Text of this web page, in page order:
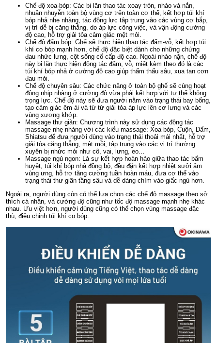
Chế độ xoa-bóp: Các bi lăn thao tác xoay tròn, nhào và nắn,
nhuần nhuyễn toàn bộ vùng cơ trên toàn cơ thể, kết hợp túi khí
bóp nhả nhẹ nhàng, tác động lực tập trung vào các vùng cơ bắp,
vị trí dễ bị căng thẳng, do áp lực công việc, và vận động cường
độ cao, hỗ trợ giải tỏa cảm giác mệt mỏi.
Chế độ đấm bóp: Ghế sẽ thực hiện thao tác đấm-vỗ, kết hợp túi
khí co bóp mạnh hơn, chế độ đặc biệt dành cho những chứng
đau nhức lưng, cột sống cổ cấp độ cao. Ngoài nhào nặn, chế độ
này bi lăn thực hiện động tác đấm, vỗ, miết kèm theo đó là các
túi khí bóp nhả ở cường độ cao giúp thẩm thấu sâu, xua tan cơn
đau mỏi.
Chế độ chuyên sâu: Các chức năng ở toàn bộ ghế sẽ cùng hoạt
động nhịp nhàng ở cường độ vừa phải kết hợp với tư thế không
trọng lực. Chế độ này sẽ đưa người nằm vào trạng thái bay bổng,
tạo cảm giác êm ái và từ từ giải tỏa áp lực lên cơ lưng và các
vùng xương khớp.
Massage thư giãn: Chương trình này sử dụng các động tác
massage nhẹ nhàng với các kiểu massage: Xoa bóp, Cuộn, Đấm,
Shiatsu để đưa người dùng vào trạng thái thoải mái nhất, hỗ trợ
giải tỏa căng thẳng, mệt mỏi, tập trung vào các vị trí thường
xuyên bị nhức mỏi như cô, vai, lưng, eo…
Massage ngủ ngon: Là sự kết hợp hoàn hảo giữa thao tác bấm
huyệt, túi khí bóp nhả đồng bộ, đều đặn kết hợp nhiệt sưởi ấm
vùng ưng, hỗ trợ tăng cường tuần hoàn máu, đưa cơ thể vào
trạng thái thư giãn tầng sâu và dễ dàng chìm vào giấc ngủ hơn.
Ngoài ra, người dùng còn có thể lựa chọn các chế độ massage theo sở
thích cá nhân, và cường độ cũng như tốc độ massage mạnh nhẹ khác
nhau. Ưu việt hơn, người dùng cũng có thể chọn vùng massage đặc
thù, điều chỉnh túi khí co bóp.